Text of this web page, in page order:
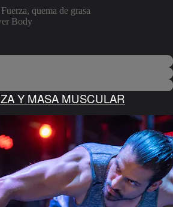
quema de grasa
Body
Y MASA MUSCULAR